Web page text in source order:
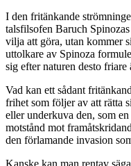
I den fritänkande
talsfilsofen Baruch
vilja att göra, utan kommer
uttolkare av Spinoza
sig efter naturen desto friare
Vad kan ett sådant
frihet som följer av att rätta
eller underkuva den, som
motstånd mot
den förlamande invasion